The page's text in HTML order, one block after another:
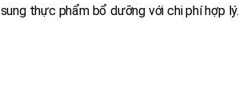
thực phẩm bổ dưỡng với chi phí hợp lý.